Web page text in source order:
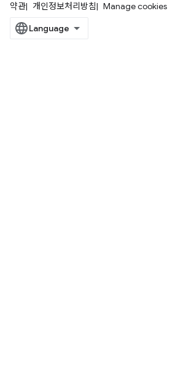
약관 개인정보처리방침 Manage cookies